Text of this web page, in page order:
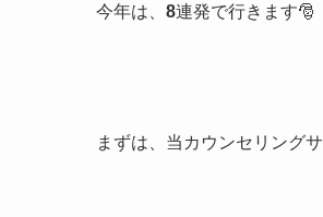
今年は、 8連発で行きます🎅
まずは、当カウンセリングサ